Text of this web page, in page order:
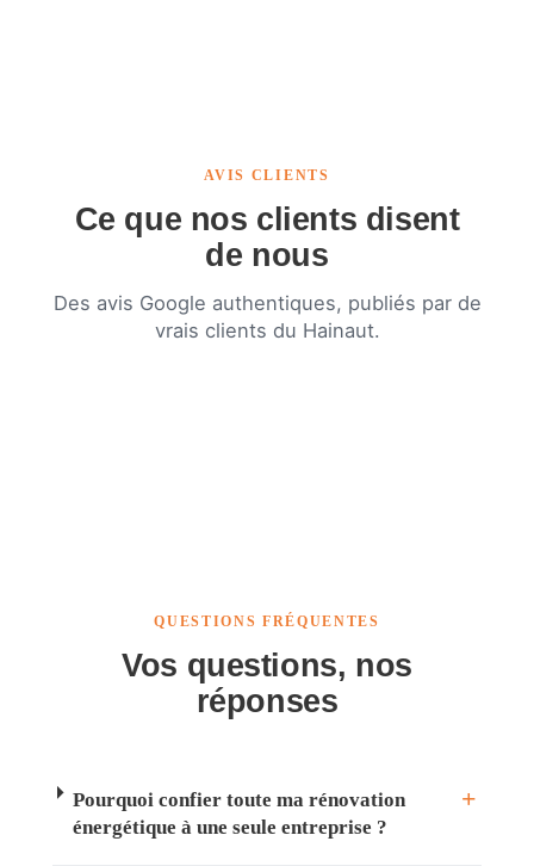
AVIS CLIENTS
Ce que nos clients disent
de nous
Des avis Google authentiques, publiés par de
vrais clients du Hainaut.
QUESTIONS FRÉQUENTES
Vos questions, nos
réponses
Pourquoi confier toute ma rénovation
énergétique à une seule entreprise ?